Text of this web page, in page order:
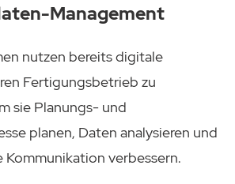
Management
nutzen bereits digitale
Fertigungsbetrieb zu
sie Planungs- und
planen, Daten analysieren und
Kommunikation verbessern.